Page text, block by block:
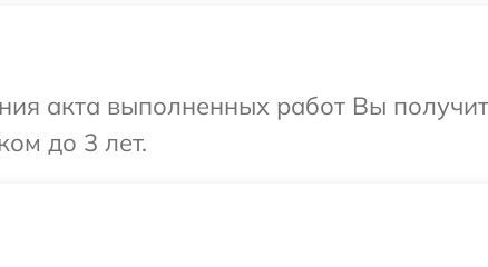
акта выполненных работ Вы
до 3 лет.